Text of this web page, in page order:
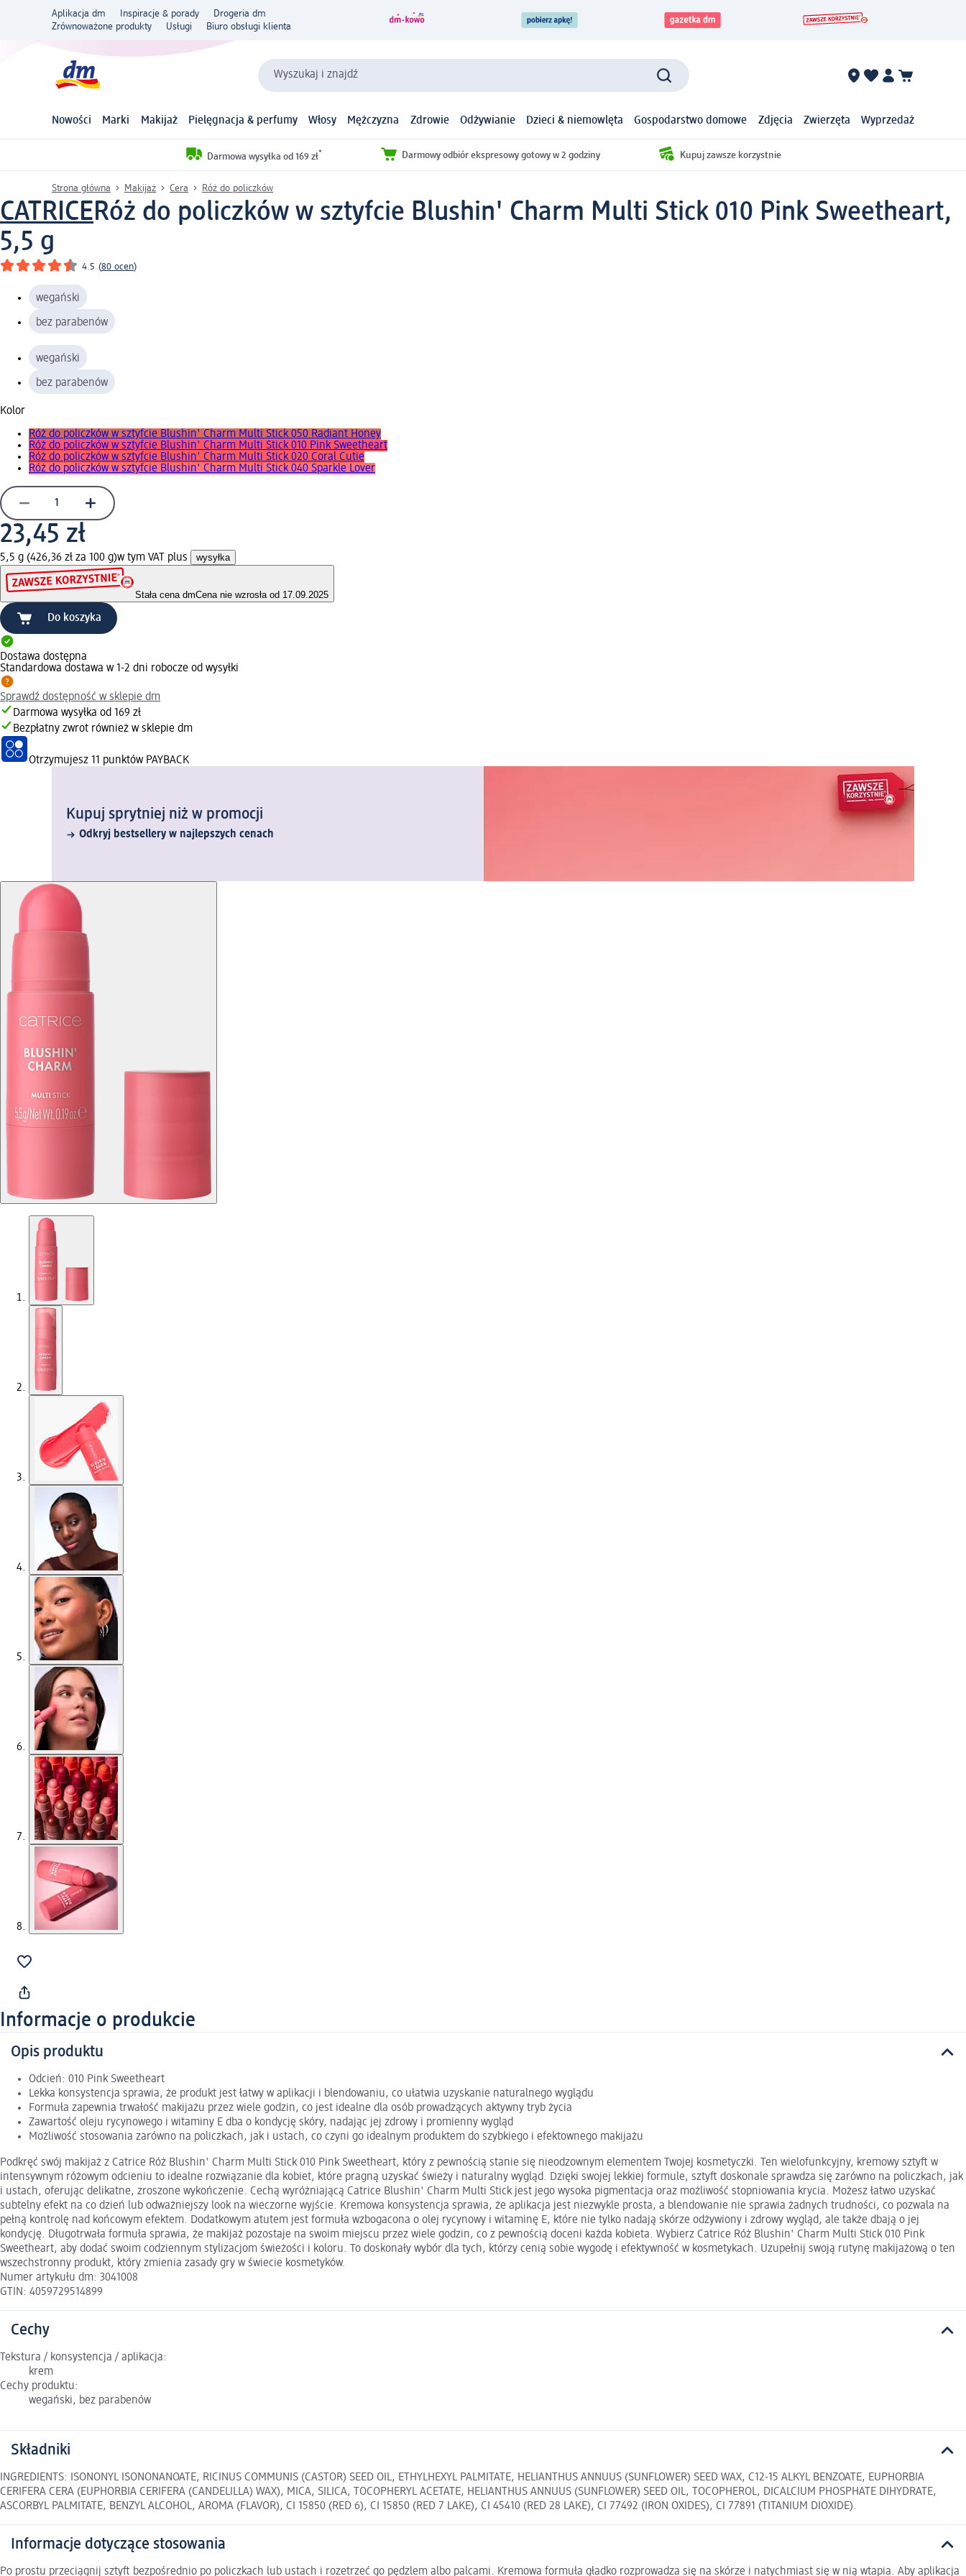
Aplikacja dm Inspiracje & porady
Drogeria dm
Zrównoważone produkty
Usługi Biuro obsługi klienta
Wyszukaj i znajdź
Nowości Marki Makijaż Pielęgnacja & perfumy Włosy Mężczyzna Zdrowie Odżywianie Dzieci & niemowlęta Gospodarstwo domowe Zdjęcia Zwierzęta Wyprzedaż
Darmowa wysyłka od 169 zł* Darmowy odbiór ekspresowy gotowy w 2 godziny Kupuj zawsze korzystnie
Strona główna Makijaż Cera Róż do policzków
CATRICERóż do policzków w sztyfcie Blushin' Charm Multi Stick 010 Pink Sweetheart,
5,5 g
4.5 (80 ocen)
wegański
bez parabenów
wegański
bez parabenów
Kolor
Róż do policzków w sztyfcie Blushin' Charm Multi Stick 050 Radiant Honey
Róż do policzków w sztyfcie Blushin' Charm Multi Stick 010 Pink Sweetheart
Róż do policzków w sztyfcie Blushin' Charm Multi Stick 020 Coral Cutie
Róż do policzków w sztyfcie Blushin' Charm Multi Stick 040 Sparkle Lover
23,45 zł
5,5 g (426,36 zł za 100 g)w tym VAT plus wysyłka
Stała cena dmCena nie wzrosła od 17.09.2025
Do koszyka
Dostawa dostępna
Standardowa dostawa w 1-2 dni robocze od wysyłki
Sprawdź dostępność w sklepie dm
Darmowa wysyłka od 169 zł
Bezpłatny zwrot również w sklepie dm
Otrzymujesz 11 punktów PAYBACK
Kupuj sprytniej niż w promocji
Odkryj bestsellery w najlepszych cenach
Informacje o produkcie
Opis produktu
Odcień: 010 Pink Sweetheart
Lekka konsystencja sprawia, że produkt jest łatwy w aplikacji i blendowaniu, co ułatwia uzyskanie naturalnego wyglądu
Formuła zapewnia trwałość makijażu przez wiele godzin, co jest idealne dla osób prowadzących aktywny tryb życia
Zawartość oleju rycynowego i witaminy E dba o kondycję skóry, nadając jej zdrowy i promienny wygląd
Możliwość stosowania zarówno na policzkach, jak i ustach, co czyni go idealnym produktem do szybkiego i efektownego makijażu
Podkręć swój makijaż z Catrice Róż Blushin' Charm Multi Stick 010 Pink Sweetheart, który z pewnością stanie się nieodzownym elementem Twojej kosmetyczki. Ten wielofunkcyjny, kremowy sztyft w
intensywnym różowym odcieniu to idealne rozwiązanie dla kobiet, które pragną uzyskać świeży i naturalny wygląd. Dzięki swojej lekkiej formule, sztyft doskonale sprawdza się zarówno na policzkach, jak
i ustach, oferując delikatne, zroszone wykończenie. Cechą wyróżniającą Catrice Blushin' Charm Multi Stick jest jego wysoka pigmentacja oraz możliwość stopniowania krycia. Możesz łatwo uzyskać
subtelny efekt na co dzień lub odważniejszy look na wieczorne wyjście. Kremowa konsystencja sprawia, że aplikacja jest niezwykle prosta, a blendowanie nie sprawia żadnych trudności, co pozwala na
pełną kontrolę nad końcowym efektem. Dodatkowym atutem jest formuła wzbogacona o olej rycynowy i witaminę E, które nie tylko nadają skórze odżywiony i zdrowy wygląd, ale także dbają o jej
kondycję. Długotrwała formuła sprawia, że makijaż pozostaje na swoim miejscu przez wiele godzin, co z pewnością doceni każda kobieta. Wybierz Catrice Róż Blushin' Charm Multi Stick 010 Pink
Sweetheart, aby dodać swoim codziennym stylizacjom świeżości i koloru. To doskonały wybór dla tych, którzy cenią sobie wygodę i efektywność w kosmetykach. Uzupełnij swoją rutynę makijażową o ten
wszechstronny produkt, który zmienia zasady gry w świecie kosmetyków.
Numer artykułu dm: 3041008
GTIN: 4059729514899
Cechy
Tekstura / konsystencja / aplikacja:
krem
Cechy produktu:
wegański, bez parabenów
Składniki
INGREDIENTS: ISONONYL ISONONANOATE, RICINUS COMMUNIS (CASTOR) SEED OIL, ETHYLHEXYL PALMITATE, HELIANTHUS ANNUUS (SUNFLOWER) SEED WAX, C12-15 ALKYL BENZOATE, EUPHORBIA
CERIFERA CERA (EUPHORBIA CERIFERA (CANDELILLA) WAX), MICA, SILICA, TOCOPHERYL ACETATE, HELIANTHUS ANNUUS (SUNFLOWER) SEED OIL, TOCOPHEROL, DICALCIUM PHOSPHATE DIHYDRATE,
ASCORBYL PALMITATE, BENZYL ALCOHOL, AROMA (FLAVOR), CI 15850 (RED 6), CI 15850 (RED 7 LAKE), CI 45410 (RED 28 LAKE), CI 77492 (IRON OXIDES), CI 77891 (TITANIUM DIOXIDE).
Informacje dotyczące stosowania
Po prostu przeciągnij sztyft bezpośrednio po policzkach lub ustach i rozetrzeć go pędzlem albo palcami. Kremowa formuła gładko rozprowadza się na skórze i natychmiast się w nią wtapia. Aby aplikacja